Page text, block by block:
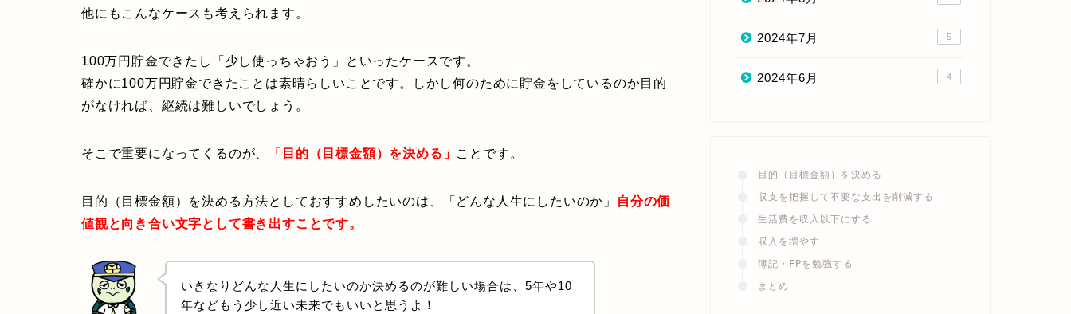
他にもこんなケースも考えられます。
100万円貯金できたし「少し使っちゃおう」といったケースです。
確かに100万円貯金できたことは素晴らしいことです。しかし何のために貯金をしているのか目的
がなければ、継続は難しいでしょう。
そこで重要になってくるのが、 「目的（目標金額）を決める」 ことです。
目的（目標金額）を決める方法としておすすめしたいのは、「どんな人生にしたいのか」
自分の価
値観と向き合い文字として書き出すことです。
いきなりどんな人生にしたいのか決めるのが難しい場合は、5年や10
年などもう少し近い未来でもいいと思うよ！
2024年7月 5
2024年6月 4
目的（目標金額）を決める
収支を把握して不要な支出を削減する
生活費を収入以下にする
収入を増やす
簿記・FPを勉強する
まとめ